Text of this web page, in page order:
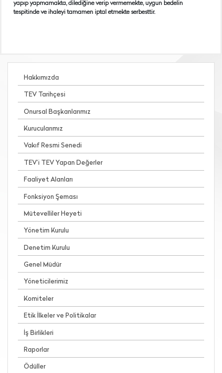
yapıp yapmamakta, dilediğine verip vermemekte, uygun bedelin
tespitinde ve ihaleyi tamamen iptal etmekte serbesttir.
Hakkımızda
TEV Tarihçesi
Onursal Başkanlarımız
Kurucularımız
Vakıf Resmi Senedi
TEV’i TEV Yapan Değerler
Faaliyet Alanları
Fonksiyon Şeması
Mütevelliler Heyeti
Yönetim Kurulu
Denetim Kurulu
Genel Müdür
Yöneticilerimiz
Komiteler
Etik İlkeler ve Politikalar
İş Birlikleri
Raporlar
Ödüller